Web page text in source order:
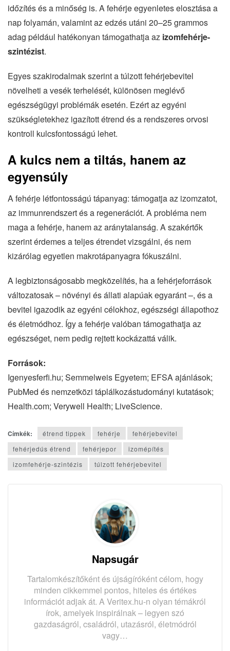
időzítés és a minőség is. A fehérje egyenletes elosztása a
nap folyamán, valamint az edzés utáni 20–25 grammos
adag például hatékonyan támogathatja az izomfehérje-
szintézist.
Egyes szakirodalmak szerint a túlzott fehérjebevitel
növelheti a vesék terhelését, különösen meglévő
egészségügyi problémák esetén. Ezért az egyéni
szükségletekhez igazított étrend és a rendszeres orvosi
kontroll kulcsfontosságú lehet.
A kulcs nem a tiltás, hanem az
egyensúly
A fehérje létfontosságú tápanyag: támogatja az izomzatot,
az immunrendszert és a regenerációt. A probléma nem
maga a fehérje, hanem az aránytalanság. A szakértők
szerint érdemes a teljes étrendet vizsgálni, és nem
kizárólag egyetlen makrotápanyagra fókuszálni.
A legbiztonságosabb megközelítés, ha a fehérjeforrások
változatosak – növényi és állati alapúak egyaránt –, és a
bevitel igazodik az egyéni célokhoz, egészségi állapothoz
és életmódhoz. Így a fehérje valóban támogathatja az
egészséget, nem pedig rejtett kockázattá válik.
Források:
Igenyesferfi.hu; Semmelweis Egyetem; EFSA ajánlások;
PubMed és nemzetközi táplálkozástudományi kutatások;
Health.com; Verywell Health; LiveScience.
Címkék: étrend tippek fehérje
fehérjebevitel
fehérjedús étrend
fehérjepor
izomépítés
izomfehérje-szintézis
túlzott fehérjebevitel
Napsugár
Tartalomkészítőként és újságíróként célom, hogy
minden cikkemmel pontos, hiteles és értékes
információt adjak át. A Veritex.hu-n olyan témákról
írok, amelyek inspirálnak – legyen szó
gazdaságról, családról, utazásról, életmódról
vagy…